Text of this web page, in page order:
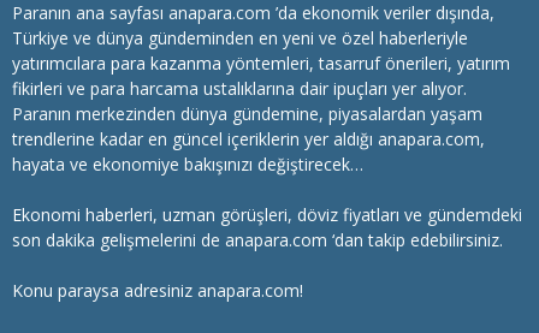
Paranın ana sayfası anapara.com ’da ekonomik veriler dışında,
Türkiye ve dünya gündeminden en yeni ve özel haberleriyle
yatırımcılara para kazanma yöntemleri, tasarruf önerileri, yatırım
fikirleri ve para harcama ustalıklarına dair ipuçları yer alıyor.
Paranın merkezinden dünya gündemine, piyasalardan yaşam
trendlerine kadar en güncel içeriklerin yer aldığı anapara.com,
hayata ve ekonomiye bakışınızı değiştirecek…
Ekonomi haberleri, uzman görüşleri, döviz fiyatları ve gündemdeki
son dakika gelişmelerini de anapara.com ‘dan takip edebilirsiniz.
Konu paraysa adresiniz anapara.com!